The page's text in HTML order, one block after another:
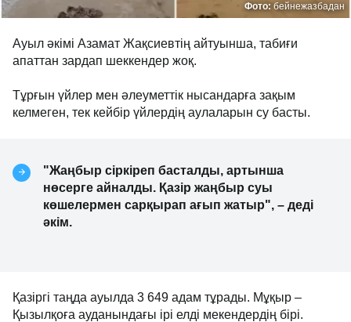
Фото: бейнежазбадан
Ауыл әкімі Азамат Жақсиевтің айтуынша, табиғи
апаттан зардап шеккендер жоқ.
Тұрғын үйлер мен әлеуметтік нысандарға зақым
келмеген, тек кейбір үйлердің аулаларын су басты.
"Жаңбыр сіркіреп басталды, артынша
нөсерге айналды. Қазір жаңбыр суы
көшелермен сарқырап ағып жатыр", – деді
әкім.
Қазіргі таңда ауылда 3 649 адам тұрады. Мұқыр –
Қызылқоға ауданындағы ірі елді мекендердің бірі.